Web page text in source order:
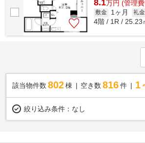
8.1万円 (管理
敷金 1ヶ月 礼金
4階 / 1R / 25.23
該当物件数 802棟 空き数 816 件 1
絞り込み条件： なし